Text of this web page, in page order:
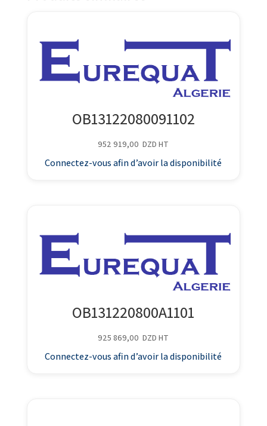
OB13122080091102
952 919,00 DZD HT
Connectez-vous afin d’avoir la disponibilité
OB131220800A1101
925 869,00 DZD HT
Connectez-vous afin d’avoir la disponibilité